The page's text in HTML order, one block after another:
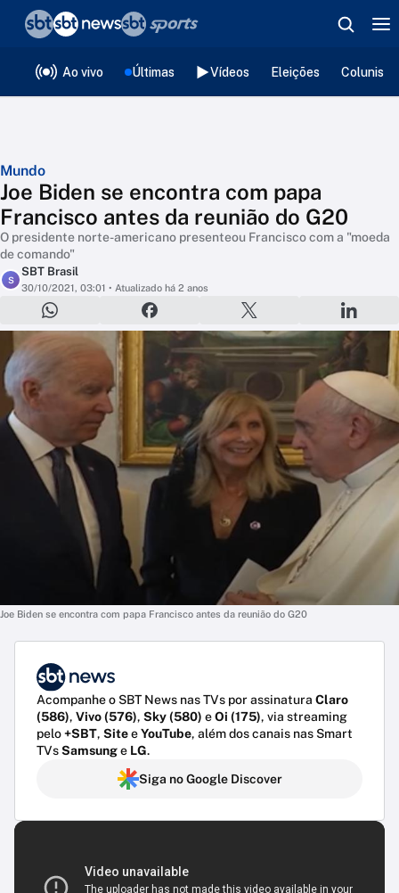
Ao vivo Últimas Vídeos Eleições
Mundo
Joe Biden se encontra com papa
Francisco antes da reunião do G20
O presidente norte-americano presenteou Francisco com a "moeda
de comando"
S
SBT Brasil
30/10/2021, 03:01 • Atualizado há 2 anos
Joe Biden se encontra com papa Francisco antes da reunião do G20
Acompanhe o SBT News nas TVs por assinatura Claro
(586), Vivo (576), Sky (580) eOi (175), via streaming
pelo+SBT, SiteeYouTube, além dos canais nas Smart
TVsSamsunge LG.
Siga no Google Discover
❮voltar
Editorias